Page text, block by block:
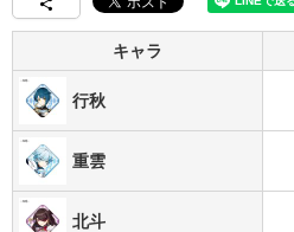
キャラ
行秋
重雲
北斗